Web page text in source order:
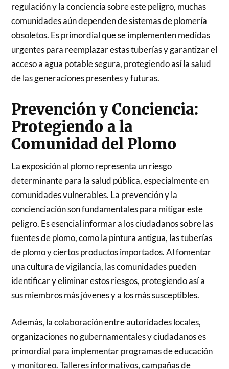
regulación y la conciencia sobre este peligro, muchas
comunidades aún dependen de sistemas de plomería
obsoletos. Es primordial que se implementen medidas
urgentes para reemplazar estas tuberías y garantizar el
acceso a agua potable segura, protegiendo así la salud
de las generaciones presentes y futuras.
Prevención y Conciencia:
Protegiendo a la
Comunidad del Plomo
La exposición al plomo representa un riesgo
determinante para la salud pública, especialmente en
comunidades vulnerables. La prevención y la
concienciación son fundamentales para mitigar este
peligro. Es esencial informar a los ciudadanos sobre las
fuentes de plomo, como la pintura antigua, las tuberías
de plomo y ciertos productos importados. Al fomentar
una cultura de vigilancia, las comunidades pueden
identificar y eliminar estos riesgos, protegiendo así a
sus miembros más jóvenes y a los más susceptibles.
Además, la colaboración entre autoridades locales,
organizaciones no gubernamentales y ciudadanos es
primordial para implementar programas de educación
y monitoreo. Talleres informativos, campañas de